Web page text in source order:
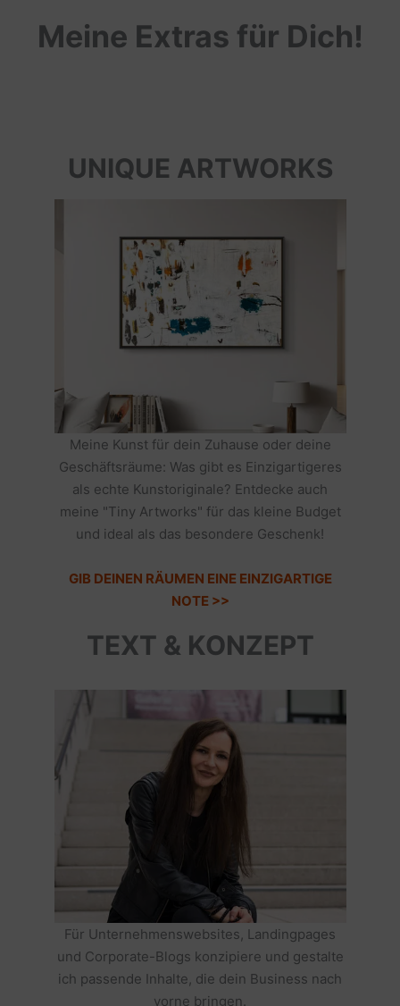
Meine Extras für Dich!
UNIQUE ARTWORKS
Meine Kunst für dein Zuhause oder deine
Geschäftsräume: Was gibt es Einzigartigeres
als echte Kunstoriginale? Entdecke auch
meine "Tiny Artworks" für das kleine Budget
und ideal als das besondere Geschenk!
GIB DEINEN RÄUMEN EINE EINZIGARTIGE
NOTE >>
TEXT & KONZEPT
Für Unternehmenswebsites, Landingpages
und Corporate-Blogs konzipiere und gestalte
ich passende Inhalte, die dein Business nach
vorne bringen.